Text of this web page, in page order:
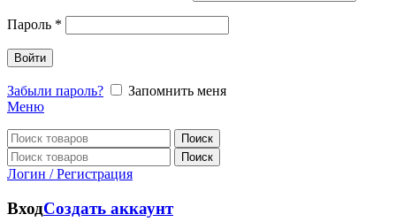
Пароль *
Войти
Забыли пароль?
Запомнить меня
Меню
Поиск
Поиск
Логин / Регистрация
ВходСоздать аккаунт